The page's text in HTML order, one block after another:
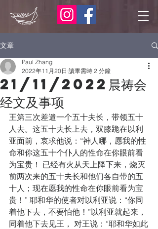
文章
21/11/2022晨祷会
经文及事项
Paul Zhang
2022年11月20日 讀畢需時 2 分鐘
王第三次差遣一个五十夫长，带领五十
人去。这五十夫长上去，双膝跪在以利
亚面前，哀求他说：“神人哪，愿我的性
命和你这五十个仆人的性命在你眼前看
为宝贵！ 已经有火从天上降下来，烧灭
前两次来的五十夫长和他们各自带的五
十人；现在愿我的性命在你眼前看为宝
贵！” 耶和华的使者对以利亚说：“你同
着他下去，不要怕他！”以利亚就起来，
同着他下去见王， 对王说：“耶和华如此